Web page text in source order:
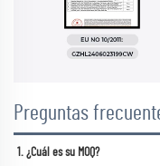
Preguntas
1. ¿Cuál es su MOQ?